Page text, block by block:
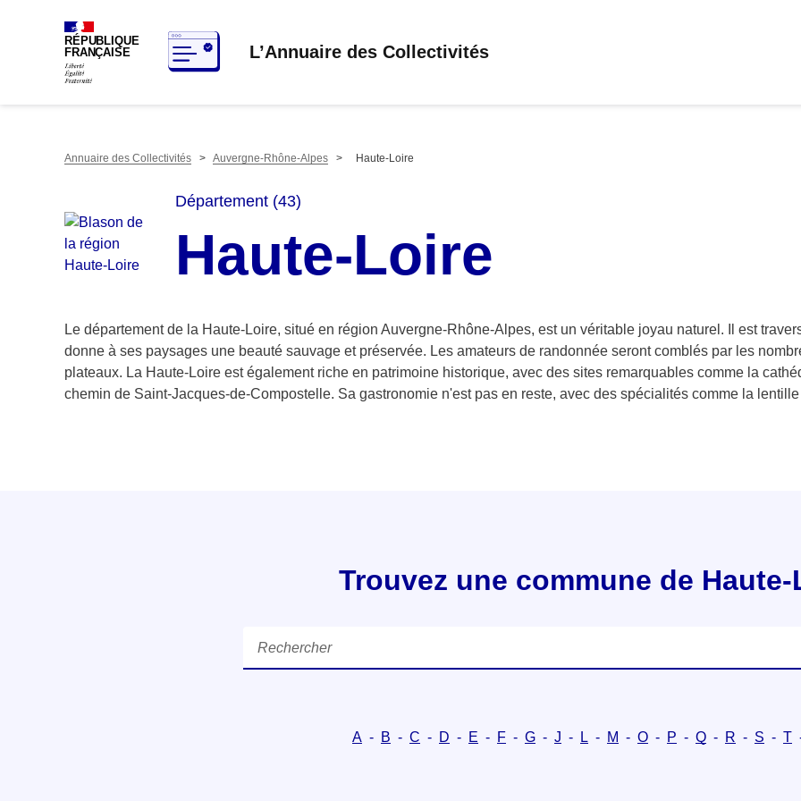
RÉPUBLIQUE
FRANÇAISE
L’Annuaire des Collectivités
Annuaire des Collectivités > Auvergne-Rhône-Alpes > Haute-Loire
Département (43)
Haute-Loire
Le département de la Haute-Loire, situé en région Auvergne-Rhône-Alpes, est un véritable joyau naturel. Il est
donne à ses paysages une beauté sauvage et préservée. Les amateurs de randonnée seront comblés par les
plateaux. La Haute-Loire est également riche en patrimoine historique, avec des sites remarquables comme la
chemin de Saint-Jacques-de-Compostelle. Sa gastronomie n'est pas en reste, avec des spécialités comme la
Trouvez une commune de
A - B - C - D - E - F - G - J - L - M - O - P - Q - R - S - T